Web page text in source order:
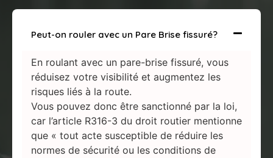
Peut-on rouler avec un Pare Brise fissuré?
En roulant avec un pare-brise fissuré, vous
réduisez votre visibilité et augmentez les
risques liés à la route.
Vous pouvez donc être sanctionné par la loi,
car l’article R316-3 du droit routier mentionne
que « tout acte susceptible de réduire les
normes de sécurité ou les conditions de